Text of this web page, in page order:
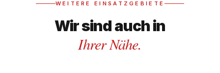
WEITERE EINSATZGEBIETE
Wir sind auch in
Ihrer Nähe.